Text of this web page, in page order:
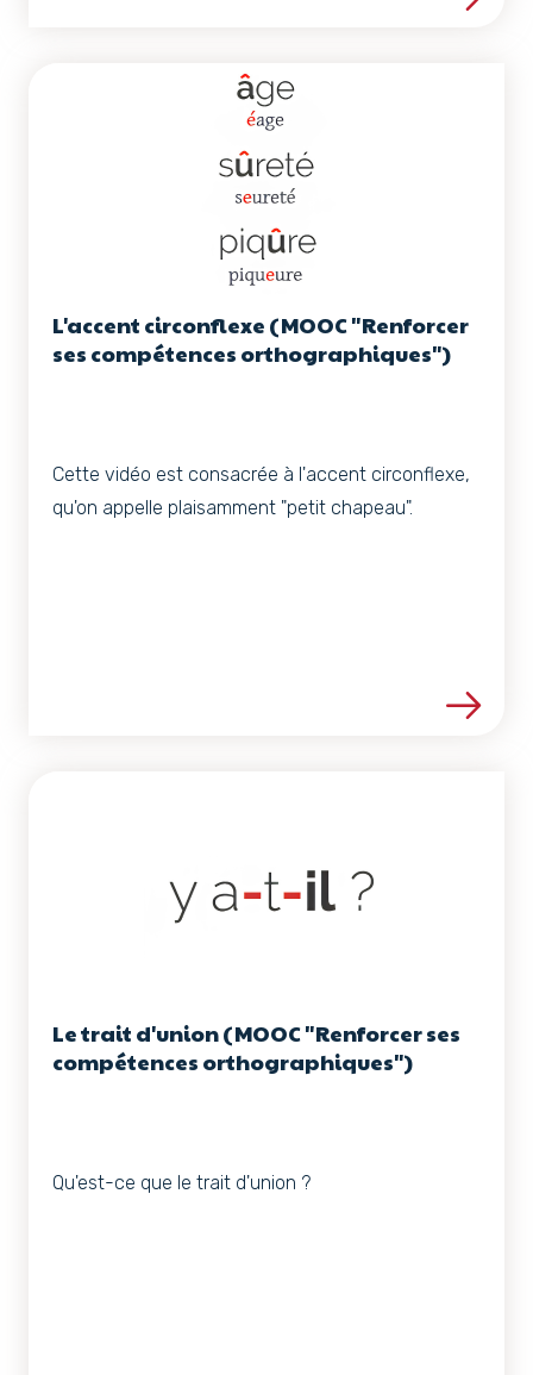
Voir les détails de la
L'accent circonflexe (MOOC "Renforcer
ses compétences orthographiques")
Cette vidéo est consacrée à l'accent circonflexe,
qu'on appelle plaisamment "petit chapeau".
Voir les détails de la
Le trait d'union (MOOC "Renforcer ses
compétences orthographiques")
Qu'est-ce que le trait d'union ?